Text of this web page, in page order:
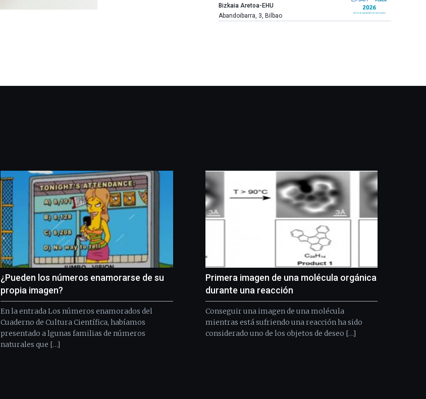
más,
Bilbao
la
festival
que
monólogos,
exposiciones,
conferencias,
y
espectáculos
Bizkaia Aretoa-EHU
Abandoibarra, 3, Bilbao
¿Pueden los números enamorarse de su
propia imagen?
En la entrada Los números enamorados del
Cuaderno de Cultura Científica, habíamos
presentado a lgunas familias de números
naturales que […]
Primera imagen de una molécula orgánica
durante una reacción
Conseguir una imagen de una molécula
mientras está sufriendo una reacción ha sido
considerado uno de los objetos de deseo […]